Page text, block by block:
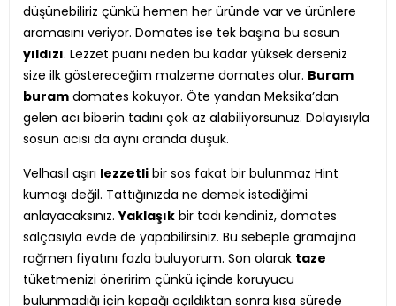
düşünebiliriz çünkü hemen her üründe var ve ürünlere
aromasını veriyor. Domates ise tek başına bu sosun
yıldızı. Lezzet puanı neden bu kadar yüksek derseniz
size ilk göstereceğim malzeme domates olur. Buram
buram domates kokuyor. Öte yandan Meksika’dan
gelen acı biberin tadını çok az alabiliyorsunuz. Dolayısıyla
sosun acısı da aynı oranda düşük.
Velhasıl aşırı lezzetli bir sos fakat bir bulunmaz Hint
kumaşı değil. Tattığınızda ne demek istediğimi
anlayacaksınız.Yaklaşık bir tadı kendiniz, domates
salçasıyla evde de yapabilirsiniz. Bu sebeple gramajına
rağmen fiyatını fazla buluyorum. Son olarak taze
tüketmenizi öneririm çünkü içinde koruyucu
bulunmadığı için kapağı açıldıktan sonra kısa sürede